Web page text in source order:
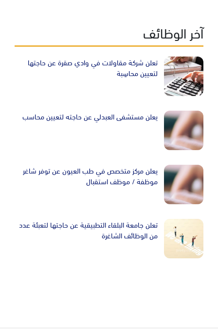
آخر الوظائف
تعلن شركة مقاولات في وادي صقرة عن حاجتها
لتعيين محاسِبة
يعلن مستشفى العبدلي عن حاجته لتعيين محاسب
يعلن مركز متخصص في طب العيون عن توفر شاغر
موظفة / موظف استقبال
تعلن جامعة البلقاء التطبيقية عن حاجتها لتعبئة عدد
من الوظائف الشاغرة